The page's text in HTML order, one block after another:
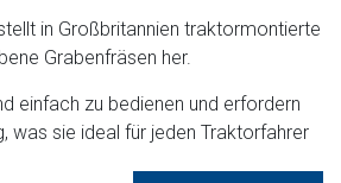
in Großbritannien traktormontierte
Grabenfräsen her.
einfach zu bedienen und erfordern
was sie ideal für jeden Traktorfahrer